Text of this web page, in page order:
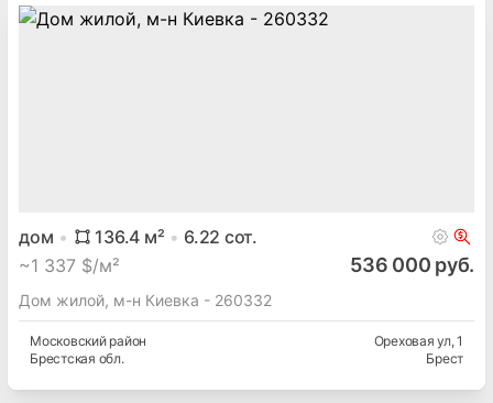
дом 136.4 м² 6.22 сот.
~1 337 $/м² 536 000 руб.
Дом жилой, м-н Киевка - 260332
Московскийрайон
Брестская обл.
Ореховая ул, 1
Брест